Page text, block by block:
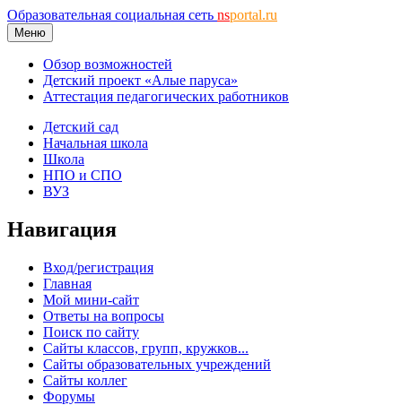
Образовательная социальная сеть nsportal.ru
Меню
Обзор возможностей
Детский проект «Алые паруса»
Аттестация педагогических работников
Детский сад
Начальная школа
Школа
НПО и СПО
ВУЗ
Навигация
Вход/регистрация
Главная
Мой мини-сайт
Ответы на вопросы
Поиск по сайту
Сайты классов, групп, кружков...
Сайты образовательных учреждений
Сайты коллег
Форумы